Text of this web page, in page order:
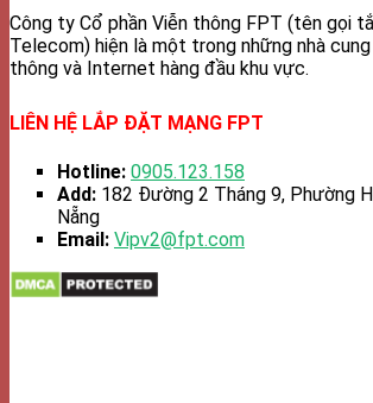
Công ty Cổ phần Viễn thông FPT (tên gọi
Telecom) hiện là một trong những nhà
thông và Internet hàng đầu khu vực.
LIÊN HỆ LẮP ĐẶT MẠNG FPT
Hotline: 0905.123.158
Add: 182 Đường 2 Tháng 9, Phường
Nẵng
Email: Vipv2@fpt.com